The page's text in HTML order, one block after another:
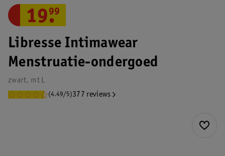
Libresse Intimawear
Menstruatie-ondergoed
zwart, mt L
(4.49/5)377 reviews
19.
99